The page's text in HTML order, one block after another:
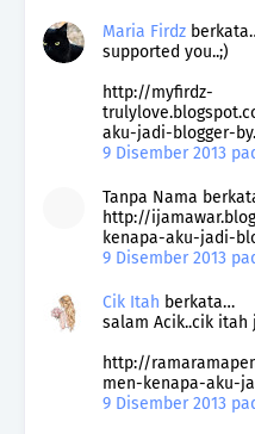
Maria Firdz
supported you..;)
http://myfirdz-
aku-jadi-blogger-
9 Disember 2013
Tanpa Nama
http://
kenapa-aku-jadi-
9 Disember 2013
Cik Itah berkata…
salam Acik..cik itah
http://
men-kenapa-aku-
9 Disember 2013